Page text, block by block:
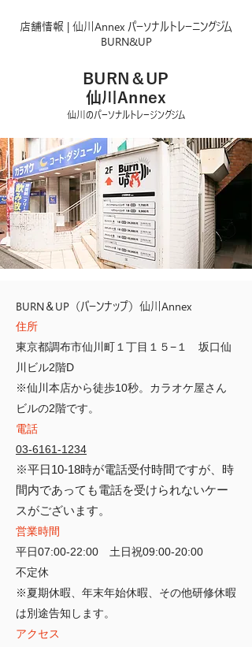
店舗情報 | 仙川Annex パーソナルトレーニングジム
BURN&UP
BURN＆UP
仙川Annex
仙川のパーソナルトレージングジム
BURN＆UP（バーンナップ）仙川Annex
住所
東京都調布市仙川町１丁目１５−１ 坂口仙
川ビル2階D
​※仙川本店から徒歩10秒。カラオケ屋さん
ビルの2階です。
電話
03-6161-1234
​※平日10-18時が電話受付時間ですが、 ​​時
間内であっても電話を受けられないケー
スがございます。
営業時間
平日07:00-22:00 ​ 土日祝09:00-20:00
​不定休
※夏期休暇、年末年始休暇、その他研修休暇
は別途告知します。
アクセス